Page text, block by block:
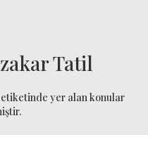
Tatil
yer alan konular